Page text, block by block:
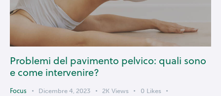
Problemi del pavimento pelvico: quali sono
e come intervenire?
Focus Dicembre 4, 2023 2K Views 0 Likes